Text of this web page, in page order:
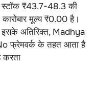
₹43.7-48.3की
मूल्य ₹0.00है।
इसके अतिरिक्त, Madhya
फ्रेमवर्क के तहत आता है
करता